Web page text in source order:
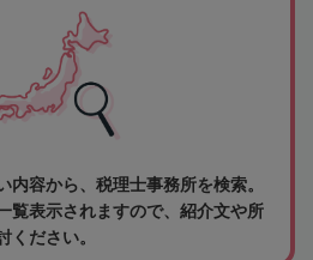
内容から、税理士事務所を検索。
覧表示されますので、紹介文や所
ください。